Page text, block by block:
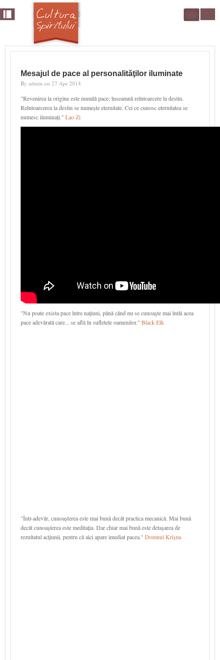
Skip to main content
Search
Mesajul de pace al personalităţilor iluminate
By admin on 27 Apr 2014
"Revenirea la origine este numită pace; înseamnă reîntoarcere la destin.
Reîntoarcerea la destin se numește eternitate. Cei ce cunosc eternitatea se
numesc iluminați." Lao Zi
"Nu poate exista pace între națiuni, până când nu se cunoaşte mai întâi acea
pace adevărată care... se află în sufletele oamenilor." Black Elk
"Într-adevăr, cunoașterea este mai bună decât practica mecanică. Mai bună
decât cunoașterea este meditația. Dar chiar mai bună este detașarea de
rezultatul acțiunii, pentru că aici apare imediat pacea." Domnul Krişna